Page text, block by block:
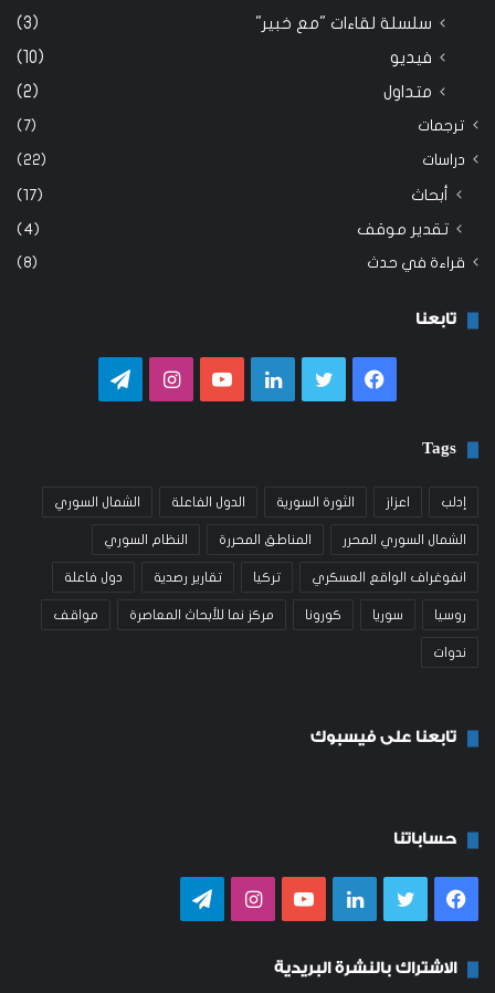
سلسلة لقاءات "مع خبير"
(3)
فيديو
(10)
متداول
(2)
ترجمات (7)
دراسات (22)
أبحاث (17)
تقدير موقف (4)
قراءة في حدث (8)
تابعنا
فيسبوكتويتر لينكدإنيوتيوبانستقرامتيلقرام
Tags
إدلب اعزاز الثورة السورية الدول الفاعلة الشمال السوري
الشمال السوري المحرر المناطق المحررة النظام السوري
انفوغراف الواقع العسكري تركيا تقارير رصدية دول فاعلة
روسيا سوريا كورونا مركز نما للأبحاث المعاصرة مواقف
ندوات
تابعنا على فيسبوك
حساباتنا
فيسبوكتويتر لينكدإنيوتيوبانستقرامتيلقرام
الاشتراك بالنشرة البريدية